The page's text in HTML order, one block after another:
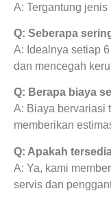
A: Tergantung
Q: Seberapa
A: Idealnya setiap
dan mencegah
Q: Berapa biaya
A: Biaya bervariasi
memberikan
Q: Apakah
A: Ya, kami
servis dan